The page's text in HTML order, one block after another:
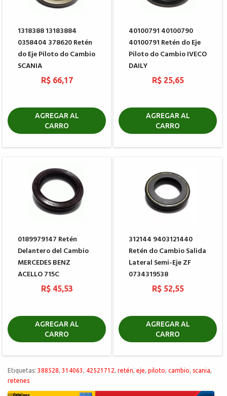
1318388 13183884
0358404 378620 Retén
do Eje Piloto do Cambio
SCANIA
R$ 66,17
AGREGAR AL
CARRO
40100791 40100790
40100791 Retén do Eje
Piloto do Cambio IVECO
DAILY
R$ 25,65
AGREGAR AL
CARRO
0189979147 Retén
Delantero del Cambio
MERCEDES BENZ
ACELLO 715C
R$ 45,53
AGREGAR AL
CARRO
312144 9403121440
Retén do Cambio Salida
Lateral Semi-Eje ZF
0734319538
R$ 52,55
AGREGAR AL
CARRO
Etiquetas: 388528 314063 42521712 retén eje piloto cambio scania
retenes